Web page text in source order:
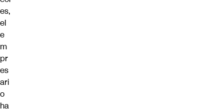
es,
el
e
m
pr
es
ari
o
ha